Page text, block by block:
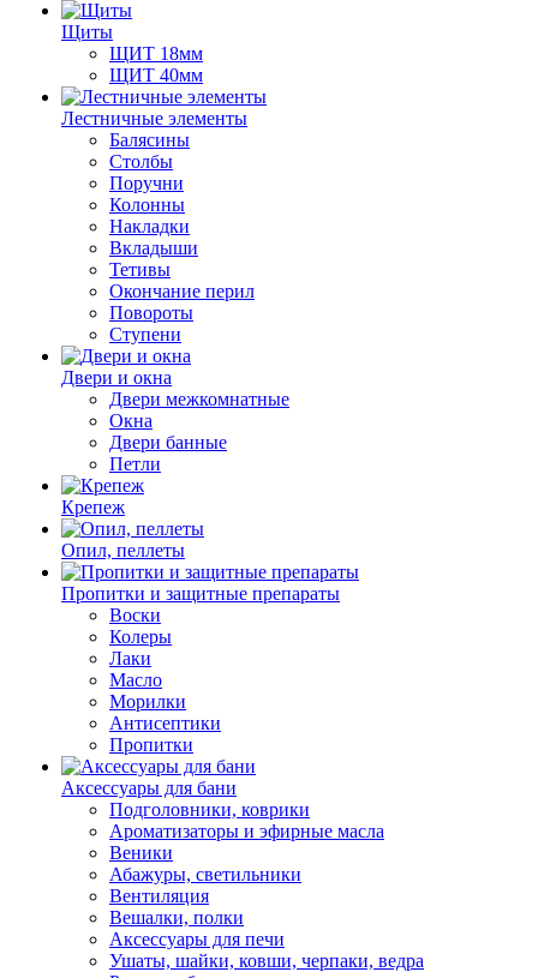
Щиты
ЩИТ 18мм
ЩИТ 40мм
Лестничные элементы
Балясины
Столбы
Поручни
Колонны
Накладки
Вкладыши
Тетивы
Окончание перил
Повороты
Ступени
Двери и окна
Двери межкомнатные
Окна
Двери банные
Петли
Крепеж
Опил, пеллеты
Пропитки и защитные препараты
Воски
Колеры
Лаки
Масло
Морилки
Антисептики
Пропитки
Аксессуары для бани
Подголовники, коврики
Ароматизаторы и эфирные масла
Веники
Абажуры, светильники
Вентиляция
Вешалки, полки
Аксессуары для печи
Ушаты, шайки, ковши, черпаки, ведра